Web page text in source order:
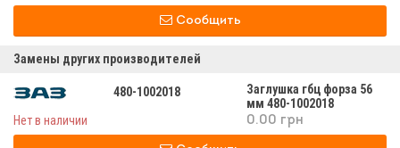
Сообщить
Замены других производителей
480-1002018
Заглушка гбц форза 56
мм 480-1002018
Нет в наличии
0.00 грн